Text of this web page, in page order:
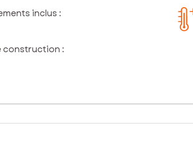
inclus :
construction :